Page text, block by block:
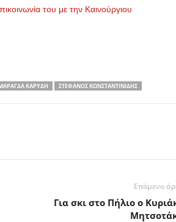
του με την Καινούργιου
ΚΑΡΎΔΗ ΣΤΈΦΑΝΟΣ ΚΩΝΣΤΑΝΤΙΝΊΔΗΣ
Επόμενο
Για σκι στο Πήλιο ο